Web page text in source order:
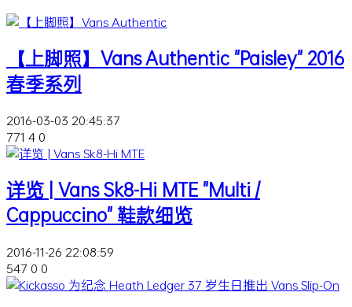
【上脚照】Vans Authentic "Paisley" 2016
春季系列
2016-03-03 20:45:37
771 4 0
详览 | Vans Sk8-Hi MTE "Multi /
Cappuccino" 鞋款细览
2016-11-26 22:08:59
547 0 0